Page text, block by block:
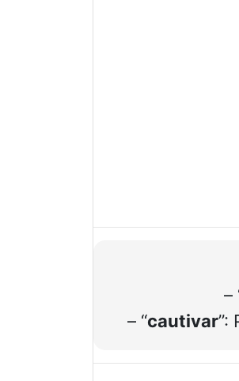
–
– “cautivar”: